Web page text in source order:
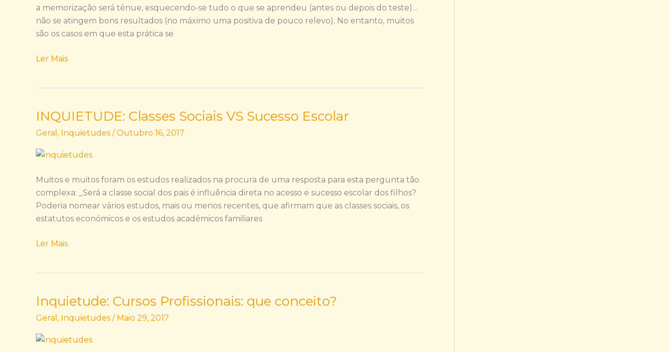
a memorização será ténue, esquecendo-se tudo o que se aprendeu (antes ou depois do teste)…
não se atingem bons resultados (no máximo uma positiva de pouco relevo). No entanto, muitos
são os casos em que esta prática se
teste…
Ler Mais
INQUIETUDE: Classes Sociais VS Sucesso Escolar
Geral , Inquietudes /Outubro 16, 2017
Muitos e muitos foram os estudos realizados na procura de uma resposta para esta pergunta tão
complexa: _Será a classe social dos pais é influência direta no acesso e sucesso escolar dos filhos?
Poderia nomear vários estudos, mais ou menos recentes, que afirmam que as classes sociais, os
estatutos económicos e os estudos académicos familiares
INQUIETUDE:
Sociais
VS
Escolar
Ler Mais
Inquietude: Cursos Profissionais: que conceito?
Geral , Inquietudes / Maio 29, 2017
Inquietude:
Profissionais:
que